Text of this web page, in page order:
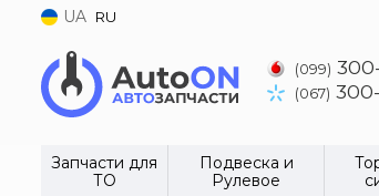
UA RU
(099)
(067)
Запчасти для
ТО
Подвеска и
Рулевое